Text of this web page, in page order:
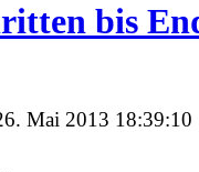
bis
Mai 2013 18:39:10